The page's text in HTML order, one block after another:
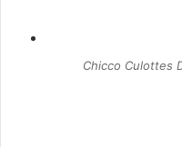
Chicco Culottes